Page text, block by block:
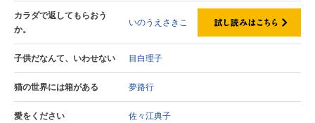
カラダで返してもらおう
か。
いのうえさきこ
子供だなんて、いわせない 目白理子
猫の世界には箱がある 夢路行
愛をください 佐々江典子